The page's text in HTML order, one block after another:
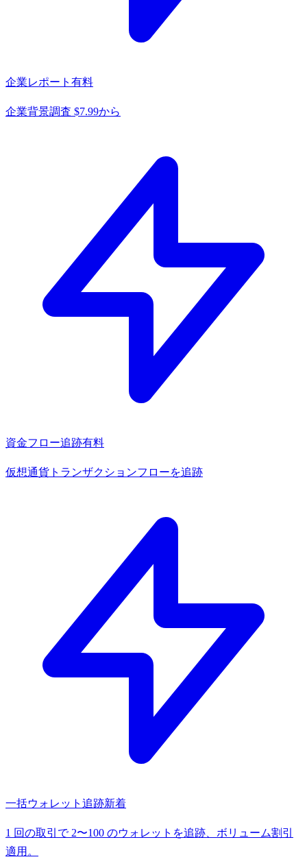
企業レポート 有料
企業背景調査 $7.99から
資金フロー追跡有料
仮想通貨トランザクションフローを追跡
一括ウォレット追跡新着
1 回の取引で 2〜100 のウォレットを追跡、ボリューム割引
適用。